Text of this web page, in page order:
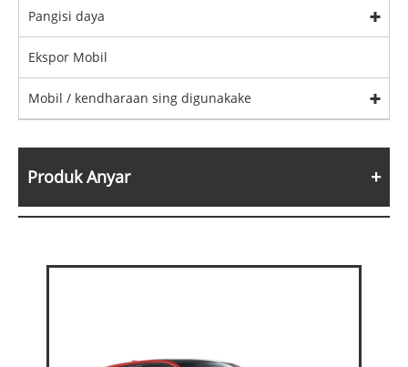
Pangisi daya
Ekspor Mobil
Mobil / kendharaan sing digunakake
Produk Anyar